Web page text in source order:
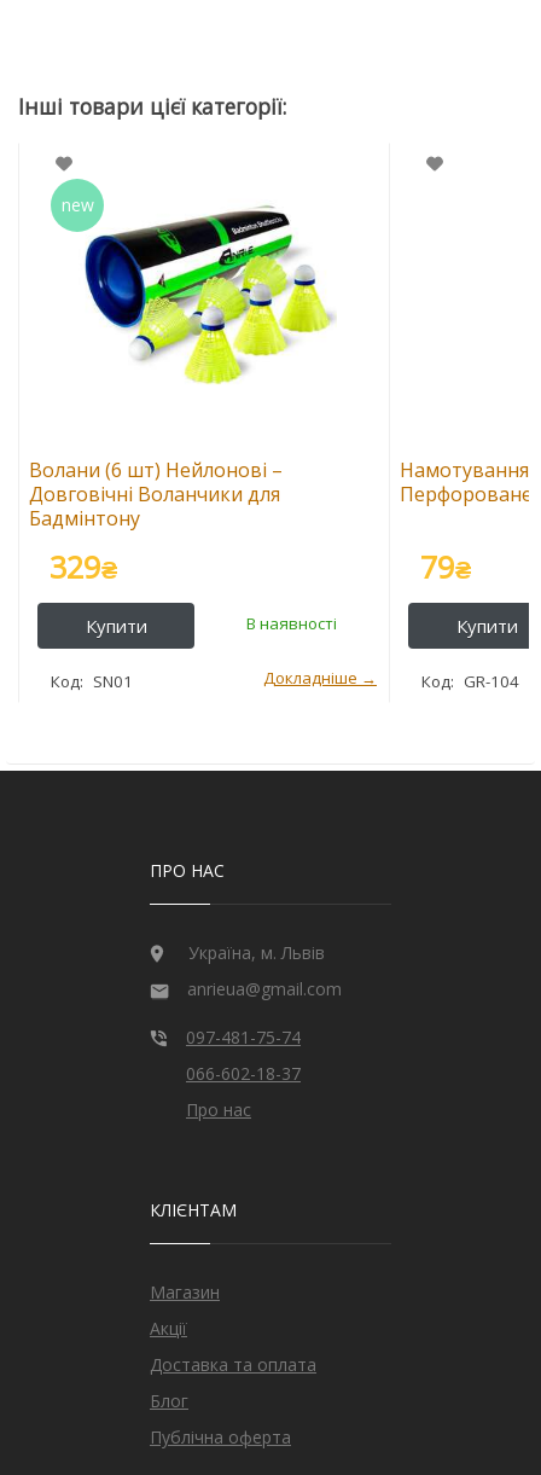
Волани (6 шт) Нейлонові –
Довговічні Воланчики для
Бадмінтону
SN01
329₴
Намотування
Перфороване
GR-104
79₴
ПРО НАС
Україна, м. Львів
anrieua@gmail.com
097-481-75-74
066-602-18-37
Про нас
КЛІЄНТАМ
Магазин
Акції
Доставка та оплата
Блог
Публічна оферта